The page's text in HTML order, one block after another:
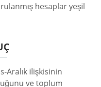
hesaplar yeşil
Aralık ilişkisinin
ve toplum